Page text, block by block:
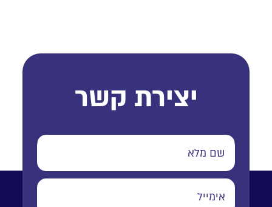
יצירת קשר